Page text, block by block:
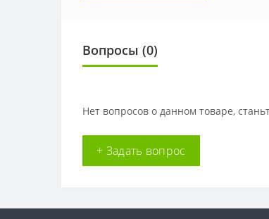
Вопросы (0)
Нет вопросов о данном товаре,
+ Задать вопрос